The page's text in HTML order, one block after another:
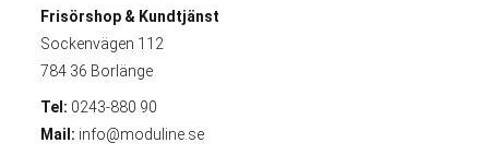
Frisörshop & Kundtjänst
Sockenvägen 112
784 36 Borlänge
Tel: 0243-880 90
Mail: info@moduline.se